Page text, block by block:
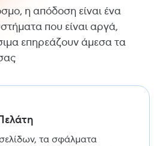
η απόδοση είναι ένα
που είναι αργά,
επηρεάζουν άμεσα τα
τα σφάλματα